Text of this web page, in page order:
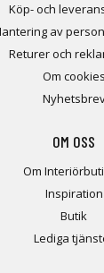
Köp- och
av
Returer och
Om cookies
OM OSS
Om
Inspiration
Butik
Lediga